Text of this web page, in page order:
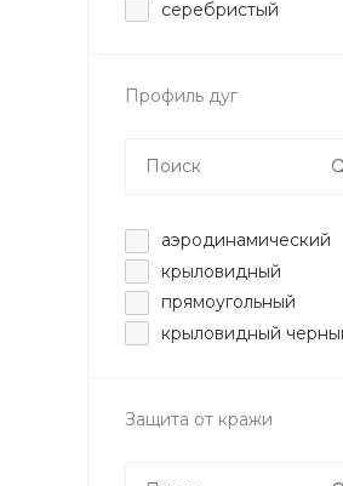
серебристый
Профиль дуг
аэродинамический
крыловидный
прямоугольный
крыловидный
Защита от кражи